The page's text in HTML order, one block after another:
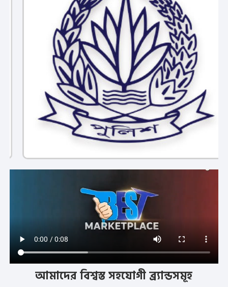
আমাদের বিশ্বস্ত সহযোগী ব্র্যান্ডসমূহ